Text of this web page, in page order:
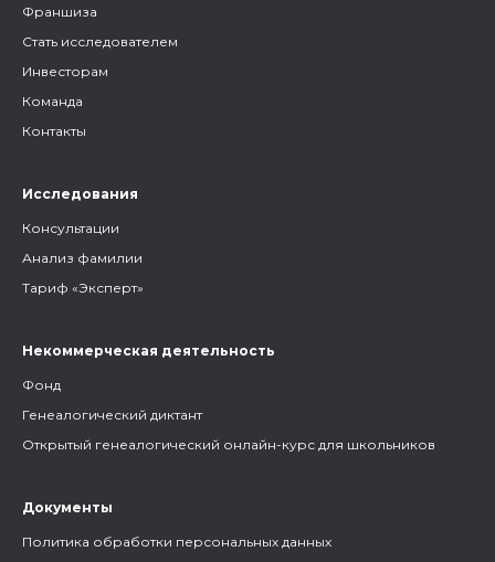
Франшиза
Стать исследователем
Инвесторам
Команда
Контакты
Исследования
Консультации
Анализ фамилии
Тариф «Эксперт»
Некоммерческая деятельность
Фонд
Генеалогический диктант
Открытый генеалогический онлайн-курс для школьников
Документы
Политика обработки персональных данных